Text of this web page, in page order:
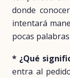
donde
intentará
pocas
* ¿Qué
entra al